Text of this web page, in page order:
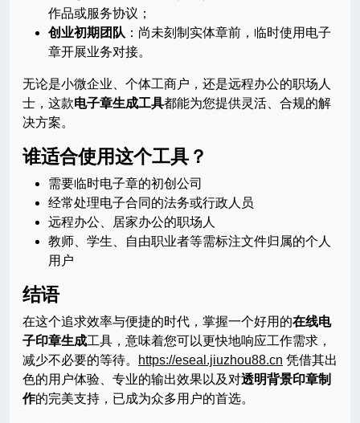
作品或服务协议；
创业初期团队 ：尚未刻制实体章前，临时使用电子
章开展业务对接。
无论是小微企业、个体工商户，还是远程办公的职场人
士，这款电子章生成工具都能为您提供灵活、合规的解
决方案。
谁适合使用这个工具？
需要临时电子章的初创公司
经常处理电子合同的法务或行政人员
远程办公、居家办公的职场人
教师、学生、自由职业者等需标注文件归属的个人
用户
结语
在这个追求效率与便捷的时代，掌握一个好用的在线电
子印章生成工具，意味着您可以更快地响应工作需求，
减少不必要的等待。
https://eseal.jiuzhou88.cn 凭借其出
色的用户体验、专业的输出效果以及对透明背景印章制
作的完美支持，已成为众多用户的首选。